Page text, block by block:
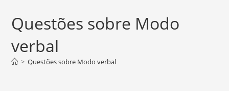
Questões sobre Modo
verbal
> Questões sobre Modo verbal